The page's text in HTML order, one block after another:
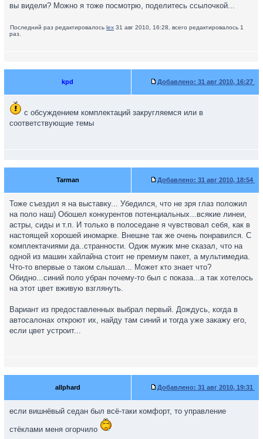
вы видели? Можно я тоже посмотрю, поделитесь ссылочкой...
Последний раз редактировалось lex 31 авг 2010, 16:28, всего редактировалось 1
раз.
kpd Добавлено: 31 авг 2010, 16:27
с обсуждением комплектаций закругляемся или в
соответствующие темы
Tarman Добавлено: 31 авг 2010, 18:54
Тоже съездил я на выставку... Убедился, что не зря глаз положил
на поло наш) Обошел конкурентов потенциальных...всякие линеи,
астры, сиды и т.п. И только в полоседане я чувствовал себя, как в
настоящей хорошей иномарке. Внешне так же очень понравился. С
комплектачиями да..странности. Одиж мужик мне сказал, что на
одной из машин хайлайна стоит не премиум пакет, а мультимедиа.
Что-то впервые о таком слышал... Может кто знает что?
Обидно...синий поло убран почему-то был с показа...а так хотелось
на этот цвет вживую взглянуть.
Вариант из предоставленных выбрал первый. Дождусь, когда в
автосалонах откроют их, найду там синий и тогда уже закажу его,
если цвет устроит...
allphard Добавлено: 31 авг 2010, 19:31
если вишнёвый седан был всё-таки комфорт, то управление
стёклами меня огорчило